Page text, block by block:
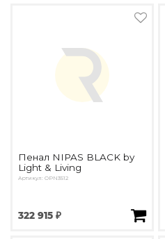
Пенал NIPAS BLACK by
Light & Living
Артикул: OPN3512
322 915 ₽